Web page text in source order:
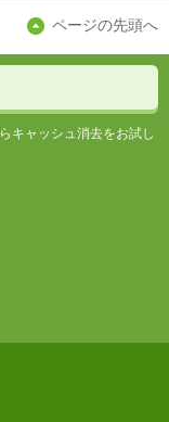
ページの先頭へ
キャッシュ消去をお試し